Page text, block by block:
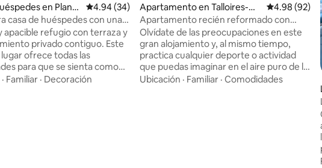
en Plan-l
Calificación promedio: 4.94 de 5, 34 reseñas
4.94 (34)
casa de huéspedes con una
terraza, Ginebra
apacible refugio con terraza y
privado contiguo. Este
ofrece todas las
para que se sienta como
el momento en que llega.
· Familiar · Decoración
Apartamento en Talloires-Mo
ntmin
Calificación
4.98 (92)
Apartamento recién reformado con
vistas panorámicas al lago y a la montaña
Olvídate de las preocupaciones en este
gran alojamiento y, al mismo tiempo,
practica cualquier deporte o actividad
que puedas imaginar en el aire puro de la
montaña alpina. Disfrutarás de 4
Ubicación · Familiar · Comodidades